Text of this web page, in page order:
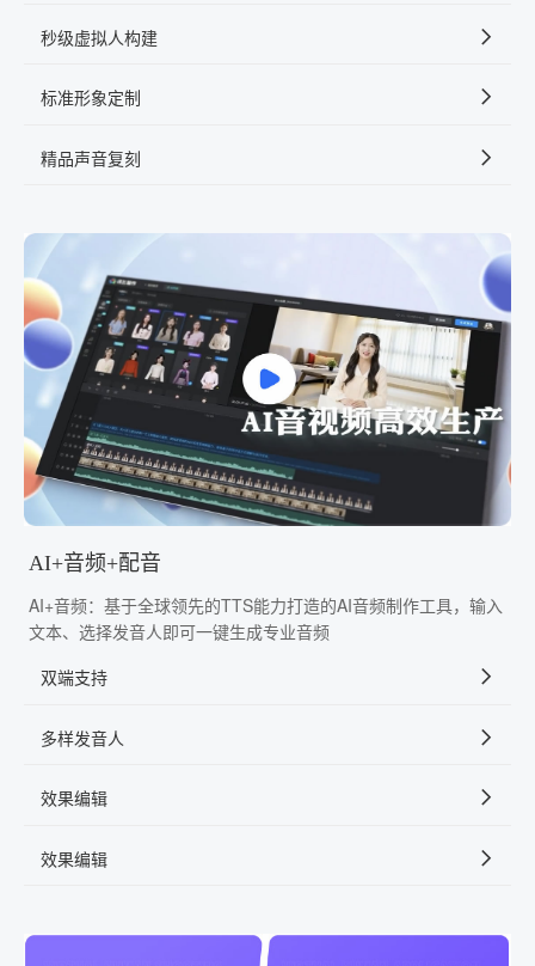
秒级虚拟人构建
标准形象定制
精品声音复刻
AI+音频+配音
AI+音频：基于全球领先的TTS能力打造的AI音频制作工具，输入
文本、选择发音人即可一键生成专业音频
双端支持
多样发音人
效果编辑
效果编辑